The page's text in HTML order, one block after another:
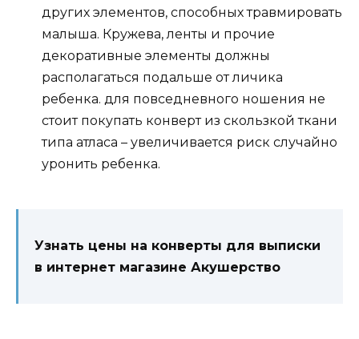
других элементов, способных травмировать
малыша. Кружева, ленты и прочие
декоративные элементы должны
располагаться подальше от личика
ребенка. для повседневного ношения не
стоит покупать конверт из скользкой ткани
типа атласа – увеличивается риск случайно
уронить ребенка.
Узнать цены на конверты для выписки
в интернет магазине Акушерство